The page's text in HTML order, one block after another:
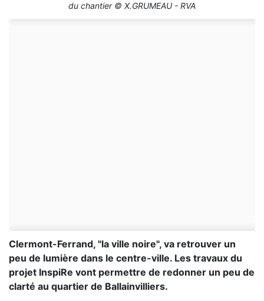
du chantier © X.GRUMEAU - RVA
Clermont-Ferrand, "la ville noire", va retrouver un
peu de lumière dans le centre-ville. Les travaux du
projet InspiRe vont permettre de redonner un peu de
clarté au quartier de Ballainvilliers.